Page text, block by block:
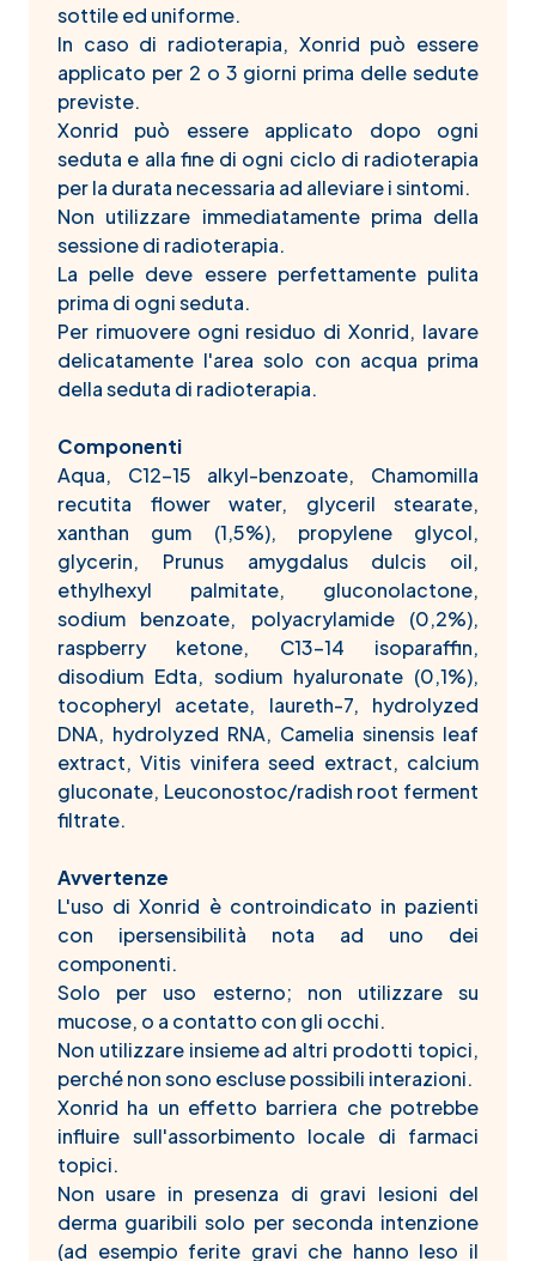
sottile ed uniforme.
In caso di radioterapia, Xonrid può essere
applicato per 2 o 3 giorni prima delle sedute
previste.
Xonrid può essere applicato dopo ogni
seduta e alla ­fine di ogni ciclo di radioterapia
per la durata necessaria ad alleviare i sintomi.
Non utilizzare immediatamente prima della
sessione di radioterapia.
La pelle deve essere perfettamente pulita
prima di ogni seduta.
Per rimuovere ogni residuo di Xonrid, lavare
delicatamente l'area solo con acqua prima
della seduta di radioterapia.
Componenti
Aqua, C12-15 alkyl-benzoate, Chamomilla
recutita flower water, glyceril stearate,
xanthan gum (1,5%), propylene glycol,
glycerin, Prunus amygdalus dulcis oil,
ethylhexyl palmitate, gluconolactone,
sodium benzoate, polyacrylamide (0,2%),
raspberry ketone, C13-14 isoparaffin,
disodium Edta, sodium hyaluronate (0,1%),
tocopheryl acetate, laureth-7, hydrolyzed
DNA, hydrolyzed RNA, Camelia sinensis leaf
extract, Vitis vinifera seed extract, calcium
gluconate, Leuconostoc/radish root ferment
filtrate.
Avvertenze
L'uso di Xonrid è controindicato in pazienti
con ipersensibilità nota ad uno dei
componenti.
Solo per uso esterno; non utilizzare su
mucose, o a contatto con gli occhi.
Non utilizzare insieme ad altri prodotti topici,
perché non sono escluse possibili interazioni.
Xonrid ha un effetto barriera che potrebbe
influire sull'assorbimento locale di farmaci
topici.
Non usare in presenza di gravi lesioni del
derma guaribili solo per seconda intenzione
(ad esempio ferite gravi che hanno leso il